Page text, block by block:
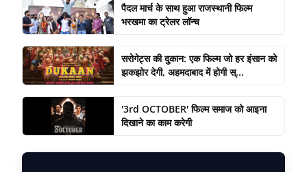
पैदल मार्च के साथ हुआ राजस्थानी फिल्म
भरखमा का ट्रेलर लॉन्च
सरोगेट्स की दुकान: एक फिल्म जो हर इंसान को
झकझोर देगी, अहमदाबाद में होगी स्...
'3rd OCTOBER' फिल्म समाज को आइना
दिखाने का काम करेगी